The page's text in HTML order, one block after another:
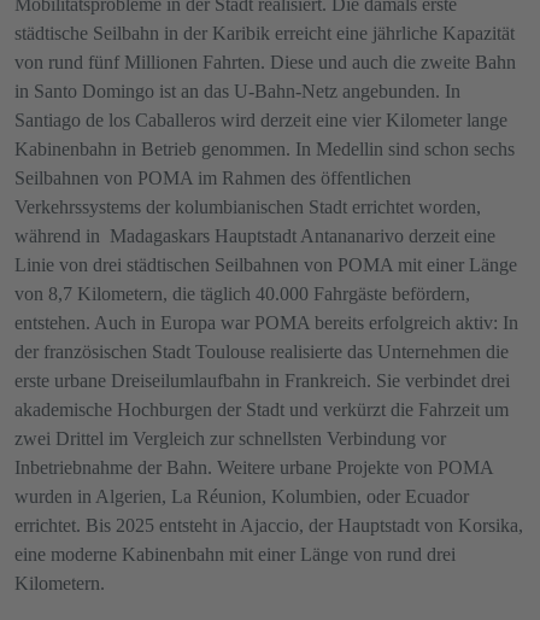
Mobilitätsprobleme in der Stadt realisiert. Die damals erste
städtische Seilbahn in der Karibik erreicht eine jährliche Kapazität
von rund fünf Millionen Fahrten. Diese und auch die zweite Bahn
in Santo Domingo ist an das U-Bahn-Netz angebunden. In
Santiago de los Caballeros wird derzeit eine vier Kilometer lange
Kabinenbahn in Betrieb genommen. In Medellin sind schon sechs
Seilbahnen von POMA im Rahmen des öffentlichen
Verkehrssystems der kolumbianischen Stadt errichtet worden,
während in Madagaskars Hauptstadt Antananarivo derzeit eine
Linie von drei städtischen Seilbahnen von POMA mit einer Länge
von 8,7 Kilometern, die täglich 40.000 Fahrgäste befördern,
entstehen. Auch in Europa war POMA bereits erfolgreich aktiv: In
der französischen Stadt Toulouse realisierte das Unternehmen die
erste urbane Dreiseilumlaufbahn in Frankreich. Sie verbindet drei
akademische Hochburgen der Stadt und verkürzt die Fahrzeit um
zwei Drittel im Vergleich zur schnellsten Verbindung vor
Inbetriebnahme der Bahn. Weitere urbane Projekte von POMA
wurden in Algerien, La Réunion, Kolumbien, oder Ecuador
errichtet. Bis 2025 entsteht in Ajaccio, der Hauptstadt von Korsika,
eine moderne Kabinenbahn mit einer Länge von rund drei
Kilometern.